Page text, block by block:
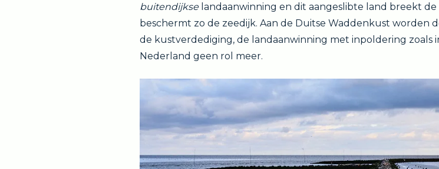
buitendijkselandaanwinning en dit aangeslibte land breekt
beschermt zo de zeedijk. Aan de Duitse Waddenkust worden
de kustverdediging, de landaanwinning met inpoldering zoals
Nederland geen rol meer.